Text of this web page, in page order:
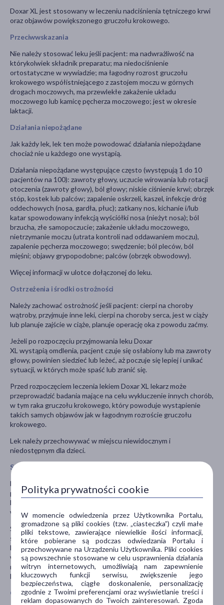
Doxar XL jest stosowany w leczeniu nadciśnienia tętniczego krwi
oraz objawów powiększonego gruczołu krokowego.
Przeciwwskazania
Nie należy stosować leku jeśli pacjent: ma nadwrażliwość na
którykolwiek składnik preparatu; ma niedociśnienie
ortostatyczne w wywiadzie; ma łagodny rozrost gruczołu
krokowego współistniejącego z zastojem moczu w górnych
drogach moczowych, ma przewlekłe zakażenie układu
moczowego lub kamicę pęcherza moczowego; jest w okresie
laktacji.
Działania niepożądane
Jak każdy lek, lek ten może powodować działania niepożądane
chociaż nie u każdego one wystąpią.
Działania niepożądane występujące często (występują 1 do 10
pacjentów na 100): zawroty głowy, uczucie wirowania lub rotacji
otoczenia (zawroty głowy), ból głowy; niskie ciśnienie krwi; obrzęk
stóp, kostek lub palców; zapalenie oskrzeli, kaszel, infekcje dróg
oddechowych (nosa, gardła, płuc); zatkany nos, kichanie i/lub
katar spowodowany infekcją wyściółki nosa (nieżyt nosa); ból
brzucha, złe samopoczucie; zakażenie układu moczowego,
nietrzymanie moczu (utrata kontroli nad oddawaniem moczu),
zapalenie pęcherza moczowego; swędzenie; ból pleców, ból
mięśni; objawy grypopodobne; palców (obrzęk obwodowy).
Więcej informacji w ulotce dołączonej do leku.
Ostrzeżenia i środki ostrożności
Należy zachować ostrożność jeśli pacjent: cierpi na choroby
wątroby, przyjmuje inne leki, cierpi na choroby serca, jest w ciąży
lub planuje zajście w ciąże, planuje operację oka z powodu zaćmy.
Jeżeli po rozpoczęciu przyjmowania leku Doxar
XL wystąpią omdlenia, pacjent czuje się osłabiony lub ma zawroty
głowy, powinien siedzieć lub leżeć, aż poczuje się lepiej i unikać
sytuacji, w których może spaść lub zranić się.
Przed rozpoczęciem leczenia lekiem Doxar XL lekarz może
przeprowadzić badania mające na celu wykluczenie innych chorób,
w tym raka gruczołu krokowego, który powoduje wystąpienie
takich samych objawów jak w łagodnym rozroście gruczołu
krokowego.
Lek należy przechowywać w miejscu niewidocznym i
niedostępnym dla dzieci.
Stosowanie innych leków
Należy powiedzieć lekarzowi lub farmaceucie o wszystkich lekach
przyjmowanych przez pacjenta obecnie lub ostatnio, a także o
lekach, które pacjent planuje stosować, również tych, które
wydawane są bez recepty.
Szczególnie ważna jest informacja jeśli pacjent stosuje: leki
stosowane w leczeniu zakażeń bakteryjnych lub grzybiczych, np.
klarytromycyna, itrakonazol, ketokonazol, telitromycyna,
worykonazol; leki stosowane w leczeniu HIV, np. indynawir,
nelfinawir, rytonawir, sakwinawir; nefazodon, lek stosowany w
leczeniu depresji.
Ciąża i karmienie piersią
Polityka prywatności cookie
W momencie odwiedzenia przez Użytkownika Portalu,
gromadzone są pliki cookies (tzw. „ciasteczka”) czyli małe
pliki tekstowe, zawierające niewielkie ilości informacji,
które pobierane są podczas odwiedzania Portalu i
przechowywane na Urządzeniu Użytkownika. Pliki cookies
są powszechnie stosowane w celu usprawnienia działania
witryn internetowych, umożliwiają nam zapewnienie
kluczowych funkcji serwisu, zwiększenie jego
bezpieczeństwa, ciągłe doskonalenie, personalizację
zgodnie z Twoimi preferencjami oraz wyświetlanie treści i
reklam dopasowanych do Twoich zainteresowań. Zgoda